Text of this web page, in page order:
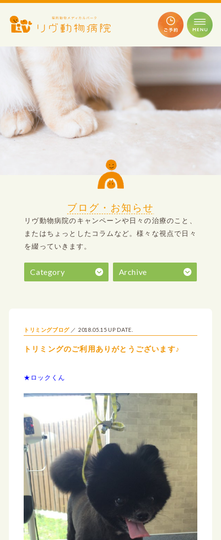
ブログ・お知らせ
リヴ動物病院のキャンペーンや日々の治療のこと、
またはちょっとしたコラムなど。様々な視点で日々
を綴っていきます。
Category Archive
トリミングのご利用ありがとうございます♪
トリミングブログ 2018.05.15 UP DATE.
★ロックくん